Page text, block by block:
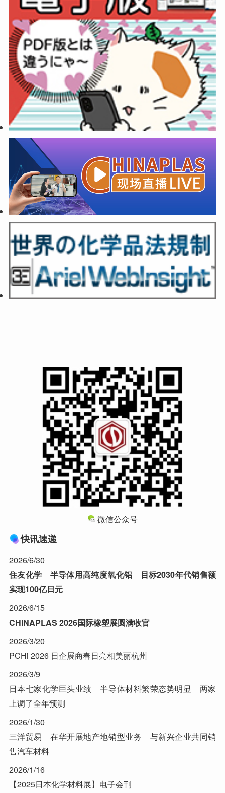
微信公众号
快讯速递
2026/6/30
住友化学 半导体用高纯度氧化铝 目标2030年代销售额
实现100亿日元
2026/6/15
CHINAPLAS 2026国际橡塑展圆满收官
2026/3/20
PCHi 2026 日企展商春日亮相美丽杭州
2026/3/9
日本七家化学巨头业绩 半导体材料繁荣态势明显 两家
上调了全年预测
2026/1/30
三洋贸易 在华开展地产地销型业务 与新兴企业共同销
售汽车材料
2026/1/16
【2025日本化学材料展】电子会刊